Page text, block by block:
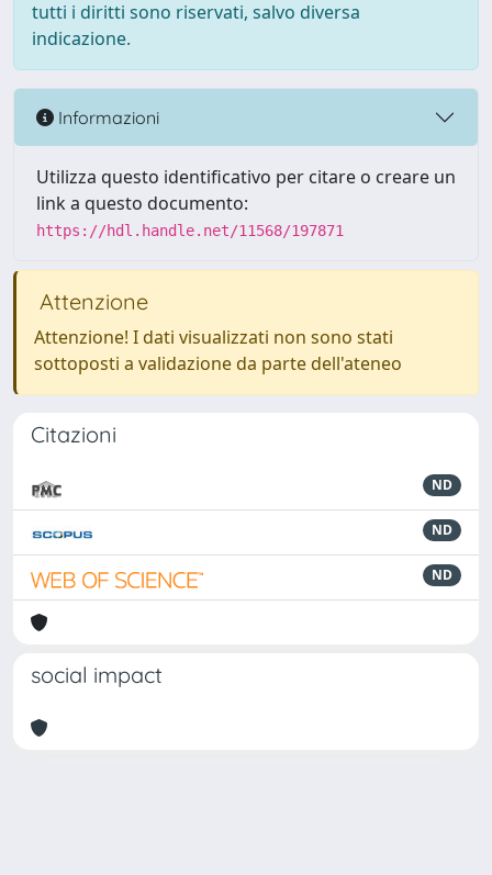
tutti i diritti sono riservati, salvo diversa
indicazione.
Informazioni
Utilizza questo identificativo per citare o creare un
link a questo documento:
https://hdl.handle.net/11568/197871
Attenzione
Attenzione! I dati visualizzati non sono stati
sottoposti a validazione da parte dell'ateneo
Citazioni
ND
ND
ND
social impact